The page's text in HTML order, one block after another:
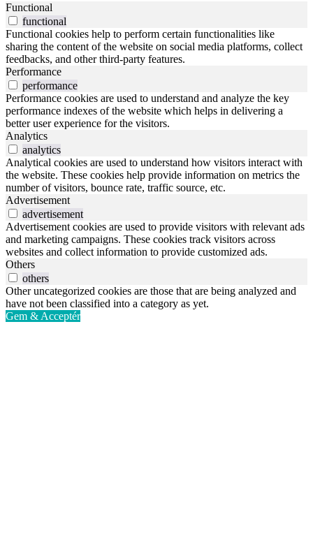
Functional
functional
Functional cookies help to perform certain functionalities like
sharing the content of the website on social media platforms, collect
feedbacks, and other third-party features.
Performance
performance
Performance cookies are used to understand and analyze the key
performance indexes of the website which helps in delivering a
better user experience for the visitors.
Analytics
analytics
Analytical cookies are used to understand how visitors interact with
the website. These cookies help provide information on metrics the
number of visitors, bounce rate, traffic source, etc.
Advertisement
advertisement
Advertisement cookies are used to provide visitors with relevant ads
and marketing campaigns. These cookies track visitors across
websites and collect information to provide customized ads.
Others
others
Other uncategorized cookies are those that are being analyzed and
have not been classified into a category as yet.
Gem & Acceptér